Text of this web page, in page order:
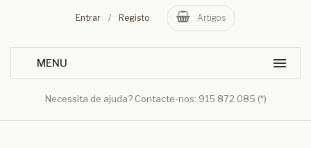
Entrar / Registo Artigos
Necessita de ajuda? Contacte-nos: 915 872 085 (*)